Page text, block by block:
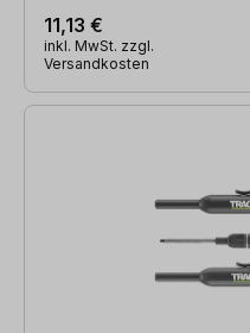
11,13 €
inkl. MwSt. zzgl.
Versandkosten